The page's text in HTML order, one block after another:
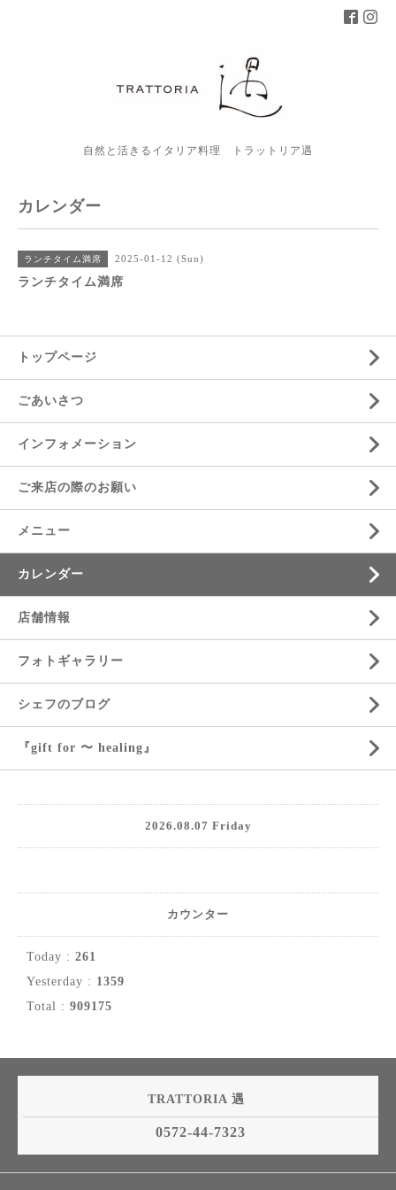
自然と活きるイタリア料理 トラットリア遇
カレンダー
ランチタイム満席 2025-01-12 (Sun)
ランチタイム満席
トップページ
ごあいさつ
インフォメーション
ご来店の際のお願い
メニュー
カレンダー
店舗情報
フォトギャラリー
シェフのブログ
『gift for 〜 healing』
2026.08.07 Friday
カウンター
Today : 261
Yesterday : 1359
Total : 909175
TRATTORIA 遇
0572-44-7323